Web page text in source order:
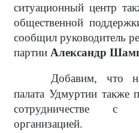
ситуационный центр
общественной
сообщил руководитель
партии Александр
Добавим, что
палата Удмуртии также
сотрудничестве с
организацией.